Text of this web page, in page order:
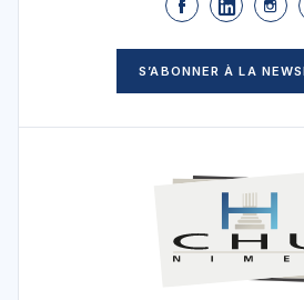
S’ABONNER À LA